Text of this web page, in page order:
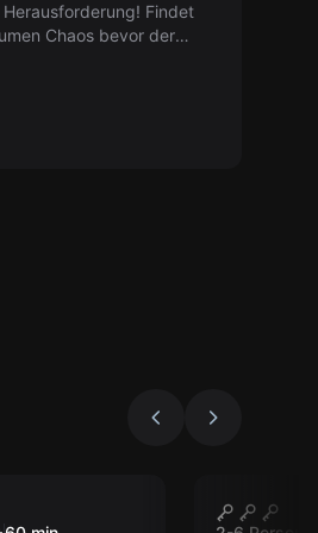
Findet
Chaos bevor der
Murder